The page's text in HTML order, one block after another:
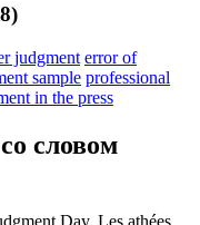
judgment error of
sample professional
in the press
словом